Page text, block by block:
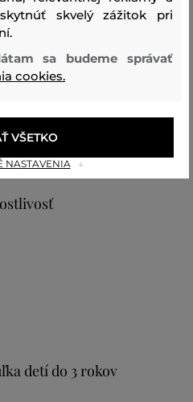
811300132-326-GB-110
detí do 3 rokov
skvelý zážitok pri
sa budeme správať
cookies.
NASTAVENIA
VŠETKO